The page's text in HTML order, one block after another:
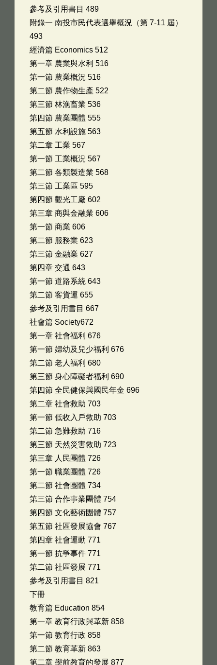
參考及引用書目 489
附錄一 南投市民代表選舉概況（第 7-11 屆）
493
經濟篇 Economics 512
第一章 農業與水利 516
第一節 農業概況 516
第二節 農作物生產 522
第三節 林漁畜業 536
第四節 農業團體 555
第五節 水利設施 563
第二章 工業 567
第一節 工業概況 567
第二節 各類製造業 568
第三節 工業區 595
第四節 觀光工廠 602
第三章 商與金融業 606
第一節 商業 606
第二節 服務業 623
第三節 金融業 627
第四章 交通 643
第一節 道路系統 643
第二節 客貨運 655
參考及引用書目 667
社會篇 Society672
第一章 社會福利 676
第一節 婦幼及兒少福利 676
第二節 老人福利 680
第三節 身心障礙者福利 690
第四節 全民健保與國民年金 696
第二章 社會救助 703
第一節 低收入戶救助 703
第二節 急難救助 716
第三節 天然災害救助 723
第三章 人民團體 726
第一節 職業團體 726
第二節 社會團體 734
第三節 合作事業團體 754
第四節 文化藝術團體 757
第五節 社區發展協會 767
第四章 社會運動 771
第一節 抗爭事件 771
第二節 社區發展 771
參考及引用書目 821
下冊
教育篇 Education 854
第一章 教育行政與革新 858
第一節 教育行政 858
第二節 教育革新 863
第二章 學前教育的發展 877